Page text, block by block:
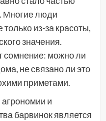
Многие люди
из-за красоты,
значения.
сомнение: можно ли
не связано ли это
приметами.
агрономии и
барвинок является